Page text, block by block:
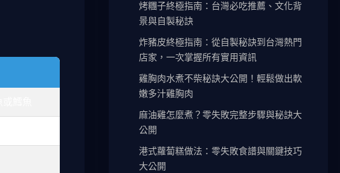
烤糰子終極指南：台灣必吃推薦、文化背
景與自製秘訣
炸豬皮終極指南：從自製秘訣到台灣熱門
店家，一次掌握所有實用資訊
雞胸肉水煮不柴秘訣大公開！輕鬆做出軟
嫩多汁雞胸肉
麻油雞怎麼煮？零失敗完整步驟與秘訣大
公開
港式蘿蔔糕做法：零失敗食譜與關鍵技巧
大公開